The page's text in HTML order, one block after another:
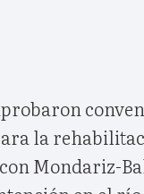
la
Mondariz-